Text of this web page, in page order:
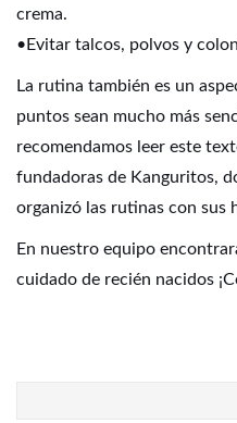
crema.
•Evitar talcos, polvos y
La rutina también es un
puntos sean mucho más
recomendamos leer este
fundadoras de Kanguritos,
organizó las rutinas con sus
En nuestro equipo
cuidado de recién nacidos